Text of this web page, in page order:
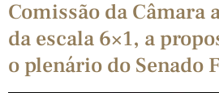
Comissão da Câmara
da escala 6×1, a
o plenário do Senado